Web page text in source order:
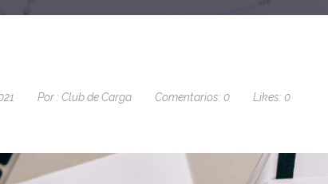
Por : Club de Carga Comentarios: 0 Likes: 0